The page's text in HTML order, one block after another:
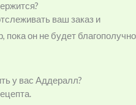
ваш заказ и
пока он не будет благополучно
у вас Аддералл?